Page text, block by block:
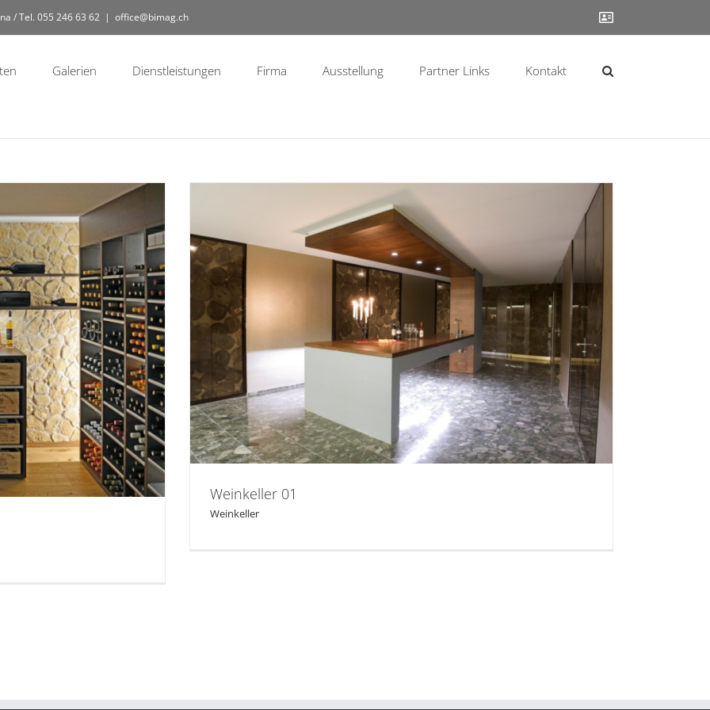
/ Tel. 055 246 63 62 | office@bimag.ch Contact
Galerien Dienstleistungen Firma Ausstellung Partner Links Kontakt
Weinkeller 01
Weinkeller 01
Weinkeller